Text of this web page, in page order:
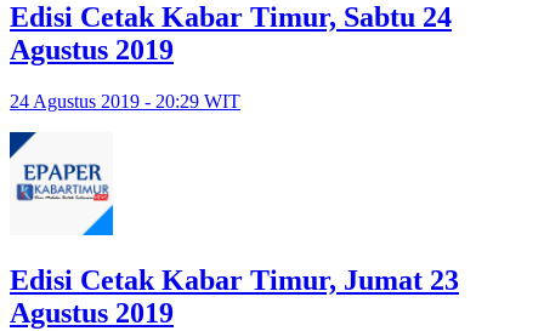
Edisi Cetak Kabar Timur, Sabtu 24
Agustus 2019
24 Agustus 2019 - 20:29 WIT
Edisi Cetak Kabar Timur, Jumat 23
Agustus 2019